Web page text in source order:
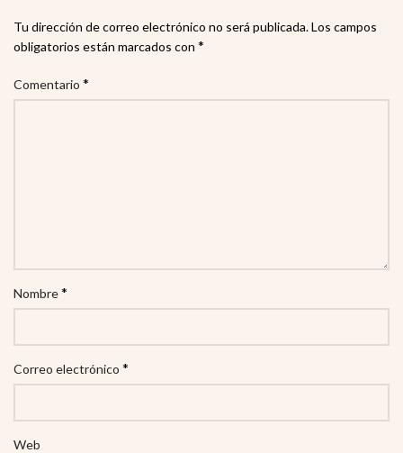
Tu dirección de correo electrónico no será publicada.Los campos
obligatorios están marcados con *
Comentario *
Nombre*
Correo electrónico *
Web